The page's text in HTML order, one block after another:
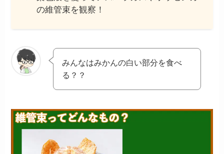
の維管束を観察！
みんなはみかんの白い部分を食べ
る？？